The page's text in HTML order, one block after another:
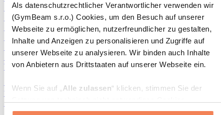
Als datenschutzrechtlicher Verantwortlicher verwenden wir
(GymBeam s.r.o.) Cookies, um den Besuch auf unserer
Webseite zu ermöglichen, nutzerfreundlicher zu gestalten,
Inhalte und Anzeigen zu personalisieren und Zugriffe auf
unserer Webseite zu analysieren. Wir binden auch Inhalte
von Anbietern aus Drittstaaten auf unserer Webseite ein.
Wenn Sie auf „Alle zulassen“ klicken, stimmen Sie der
(insbesondere zu Analyse- und Marketingzwecken) zu.
Fisch-Produkte
Fertiggerichte
Eier-Produkte
Brot & Gebäck
Hülsenfrüchte
Weitere Fitness-Foods
100 % Nussbutter
Süße Nussbutter
Protein-Nussbutter